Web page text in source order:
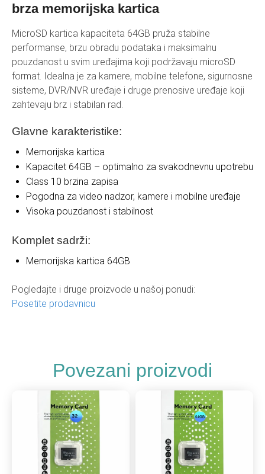
brza memorijska kartica
MicroSD kartica kapaciteta 64GB pruža stabilne
performanse, brzu obradu podataka i maksimalnu
pouzdanost u svim uređajima koji podržavaju microSD
format. Idealna je za kamere, mobilne telefone, sigurnosne
sisteme, DVR/NVR uređaje i druge prenosive uređaje koji
zahtevaju brz i stabilan rad.
Glavne karakteristike:
Memorijska kartica
Kapacitet 64GB – optimalno za svakodnevnu upotrebu
Class 10 brzina zapisa
Pogodna za video nadzor, kamere i mobilne uređaje
Visoka pouzdanost i stabilnost
Komplet sadrži:
Memorijska kartica 64GB
Pogledajte i druge proizvode u našoj ponudi:
Posetite prodavnicu
Povezani proizvodi